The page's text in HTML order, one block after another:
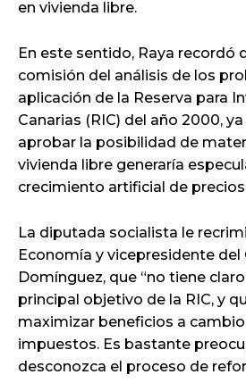
en vivienda libre.
En este sentido, Raya recordó
comisión del análisis de los
aplicación de la Reserva para
Canarias (RIC) del año 2000,
aprobar la posibilidad de
vivienda libre generaría
crecimiento artificial de
La diputada socialista le
Economía y vicepresidente del
Domínguez, que “no tiene
principal objetivo de la RIC, y
maximizar beneficios a
impuestos. Es bastante
desconozca el proceso de